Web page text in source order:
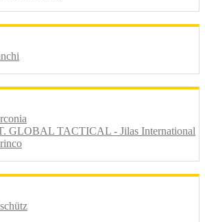
GLOBAL TACTICAL - Jilas International